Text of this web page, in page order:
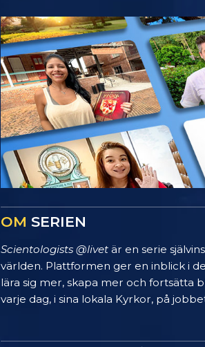
OM SERIEN
Scientologists @livet är en serie
världen. Plattformen ger en inblick i
lära sig mer, skapa mer och fortsätta
varje dag, i sina lokala Kyrkor, på